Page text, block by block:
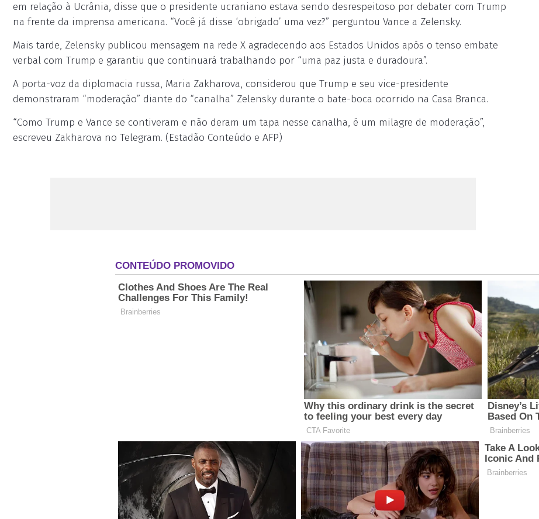
em relação à Ucrânia, disse que o presidente ucraniano estava sendo desrespeitoso por debater com Trump
na frente da imprensa americana. “Você já disse ‘obrigado’ uma vez?” perguntou Vance a Zelensky.
Mais tarde, Zelensky publicou mensagem na rede X agradecendo aos Estados Unidos após o tenso embate
verbal com Trump e garantiu que continuará trabalhando por “uma paz justa e duradoura”.
A porta-voz da diplomacia russa, Maria Zakharova, considerou que Trump e seu vice-presidente
demonstraram “moderação” diante do “canalha” Zelensky durante o bate-boca ocorrido na Casa Branca.
“Como Trump e Vance se contiveram e não deram um tapa nesse canalha, é um milagre de moderação”,
escreveu Zakharova no Telegram. (Estadão Conteúdo e AFP)